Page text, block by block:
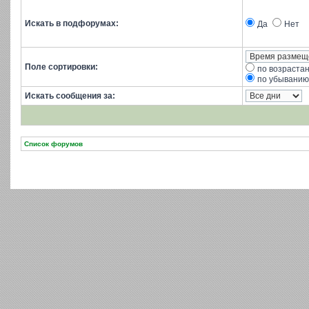
Искать в подфорумах: Да Нет
Поле сортировки:
по
по убыванию
Искать сообщения за:
Список форумов